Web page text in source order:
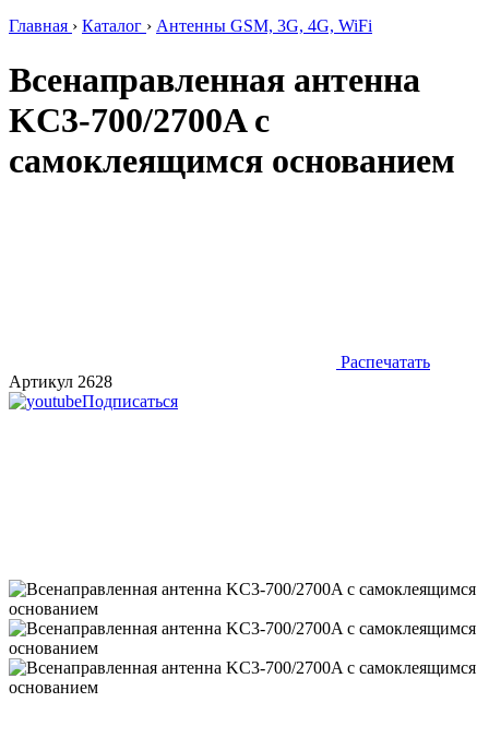
Главная › Каталог › Антенны GSM, 3G, 4G, WiFi
Всенаправленная антенна
KC3-700/2700A с
самоклеящимся основанием
Распечатать
Артикул 2628
Подписаться